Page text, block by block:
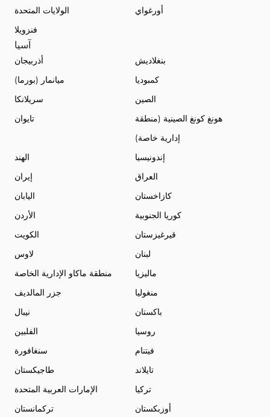
الولايات المتحدة
أورغواي
فنزويلا
آسيا
أذربيجان
بنغلاديش
ميانمار (بورما)
كمبوديا
سريلانكا
الصين
تايوان
هونغ كونغ الصينية (منطقة
إدارية خاصة)
الهند
إندونيسيا
إيران
العراق
اليابان
كازاخستان
الأردن
كوريا الجنوبية
الكويت
قيرغيزستان
لاوس
لبنان
منطقة ماكاو الإدارية الخاصة
ماليزيا
جزر المالديف
منغوليا
نيبال
باكستان
الفلبين
روسيا
سنغافورة
فيتنام
طاجيكستان
تايلاند
الإمارات العربية المتحدة
تركيا
تركمانستان
أوزبكستان